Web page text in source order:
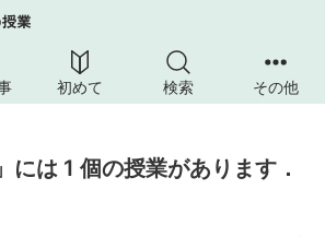
初めて 検索 その他
には 1 個の授業があります．